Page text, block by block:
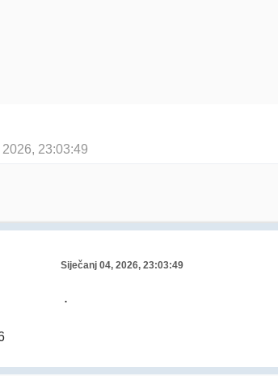
23:03:49
Siječanj 04, 2026, 23:03:49
.